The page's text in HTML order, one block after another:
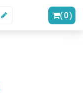
(0)